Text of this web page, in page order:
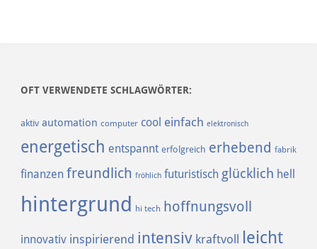
OFT VERWENDETE SCHLAGWÖRTER:
aktiv automation computer cool einfach elektronisch
energetisch entspannt erfolgreich erhebend fabrik
finanzen freundlich fröhlich futuristisch glücklich hell
hintergrund hi tech hoffnungsvoll
innovativ inspirierend intensiv kraftvoll leicht